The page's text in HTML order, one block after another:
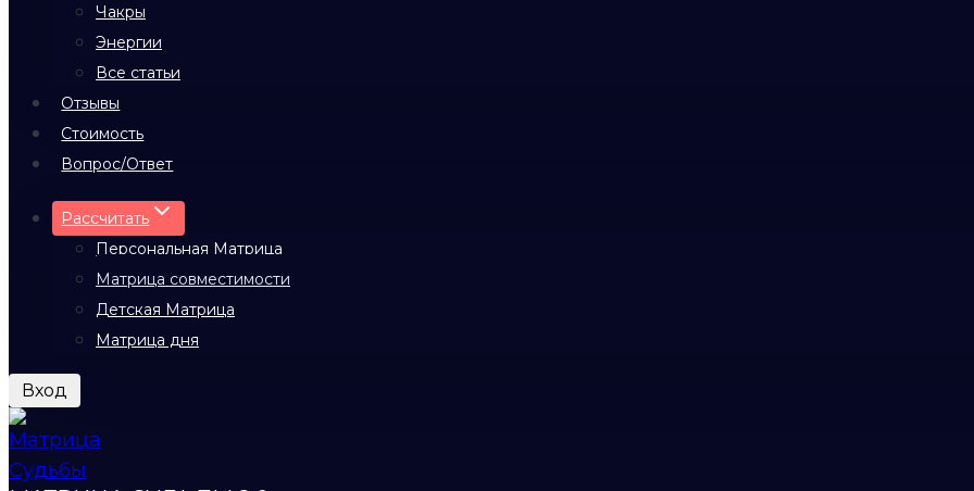
Чакры
Энергии
Все статьи
Отзывы
Стоимость
Вопрос/Ответ
Рассчитать
Персональная Матрица
Матрица совместимости
Детская Матрица
Матрица дня
Вход